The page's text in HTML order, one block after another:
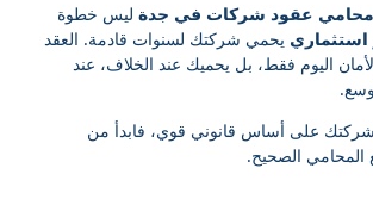
عقود شركات في جدة ليس خطوة
استثماري يحمي شركتك لسنوات قادمة. العقد
اليوم فقط، بل يحميك عند الخلاف، عند
شركتك على أساس قانوني قوي، فابدأ من
المحامي الصحيح.